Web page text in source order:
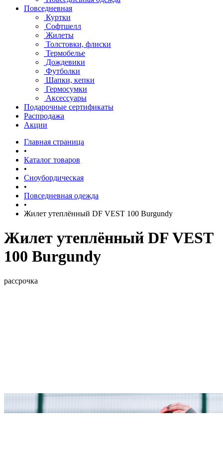
Повседневная
Куртки
Софтшелл
Жилеты
Толстовки, флиски
Термобелье
Дождевики
Футболки
Шапки, кепки
Гермосумки
Аксессуары
Подарочные сертификаты
Распродажа
Акции
Главная страница
•
Каталог товаров
•
Сноубордическая
•
Повседневная одежда
•
Жилет утеплённый DF VEST 100 Burgundy
Жилет утеплённый DF VEST
100 Burgundy
рассрочка